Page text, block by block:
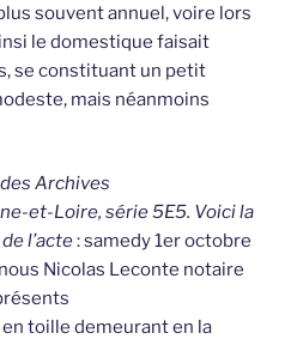
souvent annuel, voire lors
le domestique faisait
se constituant un petit
mais néanmoins
Archives
et-Loire, série 5E5. Voici la
l’acte: samedy 1er octobre
Nicolas Leconte notaire
toille demeurant en la